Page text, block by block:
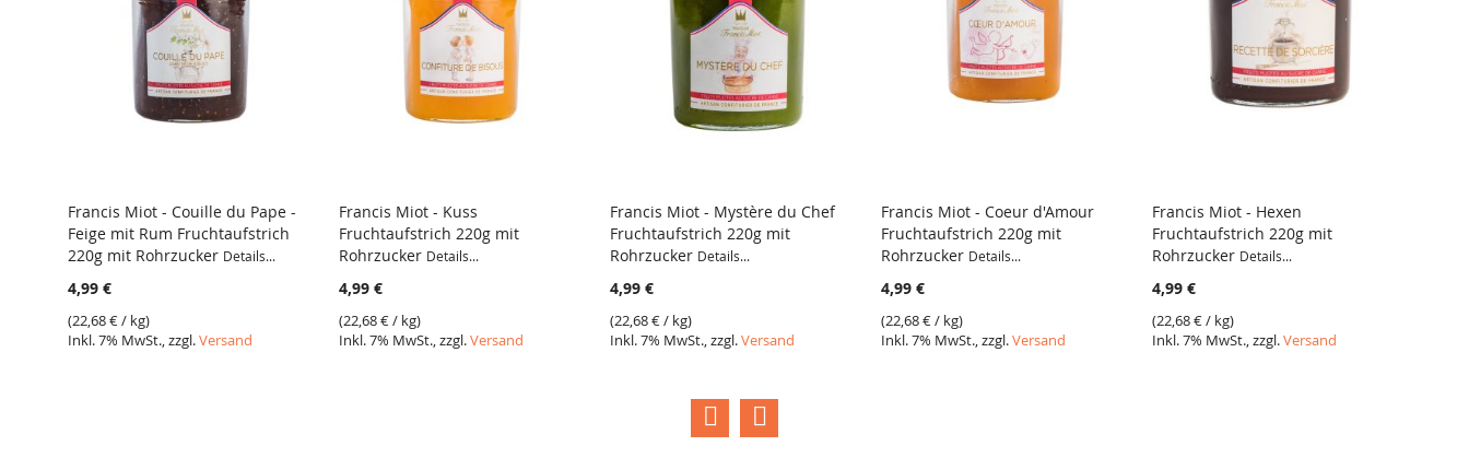
VERGLEICH
Francis Miot - Couille du Pape -
Feige mit Rum Fruchtaufstrich
220g mit Rohrzucker Details...
4,99 €
(22,68 €/ kg)
Inkl. 7% MwSt., zzgl.Versand
VERGLEICH
Francis Miot - Kuss
Fruchtaufstrich 220g mit
Rohrzucker Details...
4,99 €
(22,68 €/ kg)
Inkl. 7% MwSt., zzgl.Versand
VERGLEICH
Francis Miot - Mystère du Chef
Fruchtaufstrich 220g mit
Rohrzucker Details...
4,99 €
(22,68 €/ kg)
Inkl. 7% MwSt., zzgl.Versand
VERGLEICH
Francis Miot - Coeur d'Amour
Fruchtaufstrich 220g mit
Rohrzucker Details...
4,99 €
(22,68 €/ kg)
Inkl. 7% MwSt., zzgl.Versand
VERGLEICH
Francis Miot - Hexen
Fruchtaufstrich 220g mit
Rohrzucker Details...
4,99 €
(22,68 €/ kg)
Inkl. 7% MwSt., zzgl.Versand